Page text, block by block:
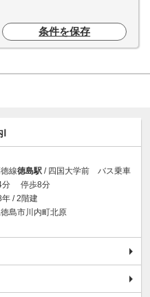
条件を保存
徳線徳島駅 / 四国大学前 バス乗車
分 停歩8分
/ 2階建
島市川内町北原